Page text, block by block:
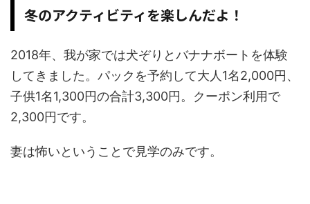
冬のアクティビティを楽しんだよ！
2018年、我が家では犬ぞりとバナナボートを体験
してきました。パックを予約して大人1名2,000円、
子供1名1,300円の合計3,300円。クーポン利用で
2,300円です。
妻は怖いということで見学のみです。